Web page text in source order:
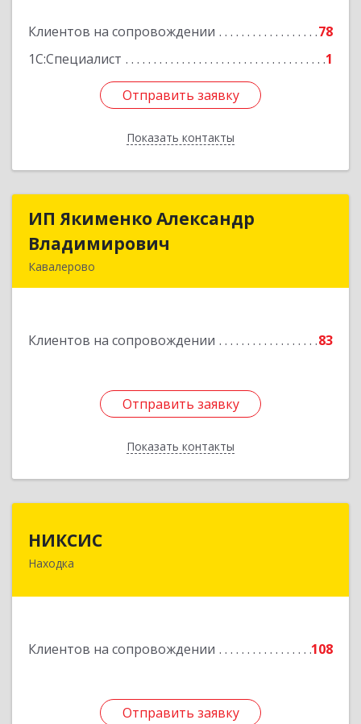
Клиентов на сопровождении
78
1С:Специалист
1
Отправить заявку
Показать контакты
Подробнее
Отправить заявку
Назад
ИП Якименко Александр
Владимирович
Кавалерово
Клиентов на сопровождении 83
Отправить заявку
Показать контакты
ИП Якименко Александр
Подробнее
Отправить заявку
Назад
НИКСИС
Находка
Клиентов на сопровождении 108
Отправить заявку
Отправить заявку